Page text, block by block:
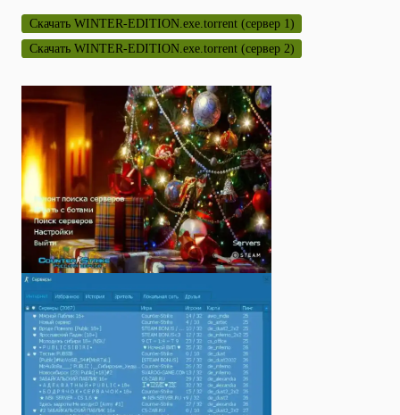
Скачать WINTER-EDITION.exe.torrent (сервер 1)
Скачать WINTER-EDITION.exe.torrent (сервер 2)